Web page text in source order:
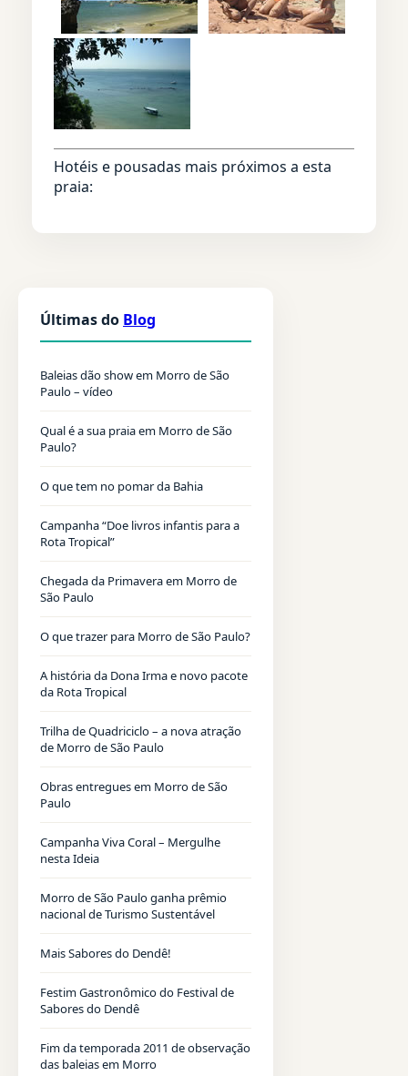
Hotéis e pousadas mais próximos a esta
praia:
Últimas do Blog
Baleias dão show em Morro de São
Paulo – vídeo
Qual é a sua praia em Morro de São
Paulo?
O que tem no pomar da Bahia
Campanha “Doe livros infantis para a
Rota Tropical”
Chegada da Primavera em Morro de
São Paulo
O que trazer para Morro de São Paulo?
A história da Dona Irma e novo pacote
da Rota Tropical
Trilha de Quadriciclo – a nova atração
de Morro de São Paulo
Obras entregues em Morro de São
Paulo
Campanha Viva Coral – Mergulhe
nesta Ideia
Morro de São Paulo ganha prêmio
nacional de Turismo Sustentável
Mais Sabores do Dendê!
Festim Gastronômico do Festival de
Sabores do Dendê
Fim da temporada 2011 de observação
das baleias em Morro